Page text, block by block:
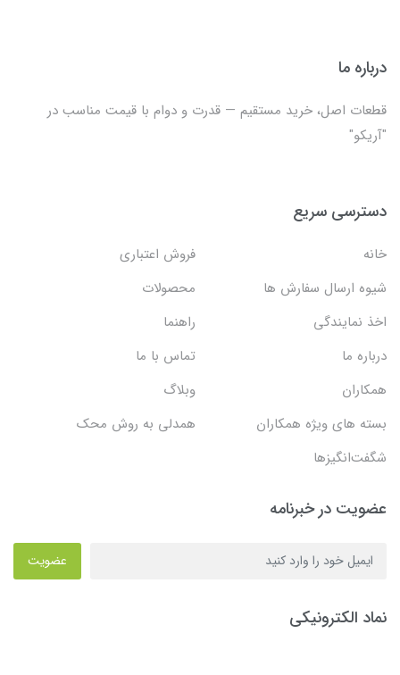
درباره ما
قطعات اصل، خرید مستقیم — قدرت و دوام با قیمت مناسب در
"آریکو"
دسترسی سریع
خانه
فروش اعتباری
شیوه ارسال سفارش ها
محصولات
اخذ نمایندگی
راهنما
درباره ما
تماس با ما
همکاران
وبلاگ
بسته های ویژه همکاران
همدلی به روش محک
شگفت‌انگیزها
عضویت در خبرنامه
عضویت
نماد الکترونیکی